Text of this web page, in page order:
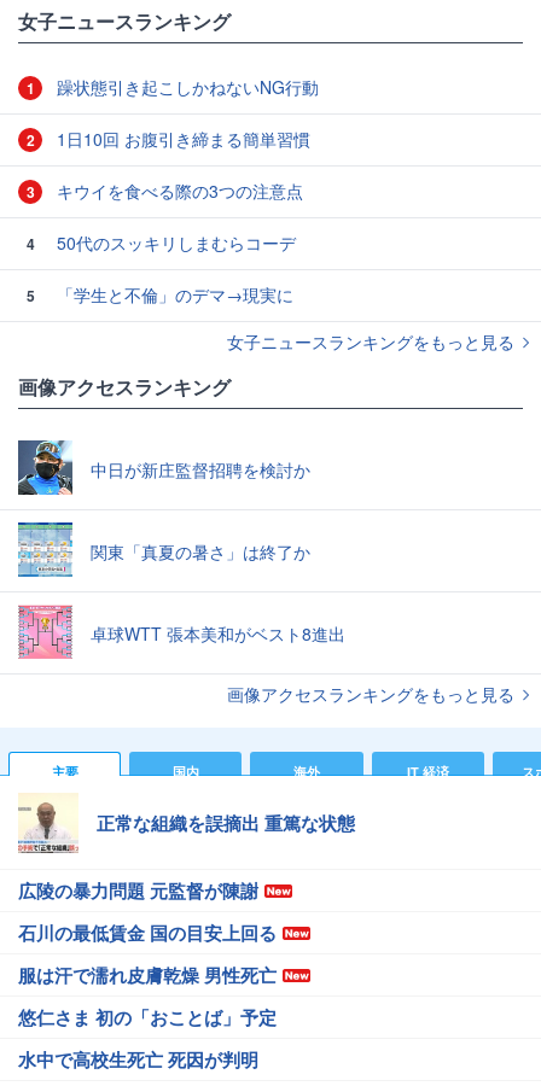
女子ニュースランキング
1 躁状態引き起こしかねないNG行動
2 1日10回 お腹引き締まる簡単習慣
3 キウイを食べる際の3つの注意点
4 50代のスッキリしまむらコーデ
5
「学生と不倫」のデマ→現実に
女子ニュースランキングをもっと見る
画像アクセスランキング
中日が新庄監督招聘を検討か
関東「真夏の暑さ」は終了か
卓球WTT 張本美和がベスト8進出
画像アクセスランキングをもっと見る
主要 国内 海外 IT 経済 ス
正常な組織を誤摘出 重篤な状態
広陵の暴力問題 元監督が陳謝
石川の最低賃金 国の目安上回る
服は汗で濡れ皮膚乾燥 男性死亡
悠仁さま 初の「おことば」予定
水中で高校生死亡 死因が判明